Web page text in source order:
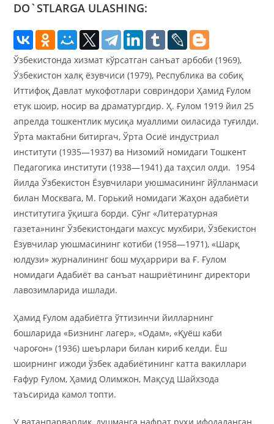
DO`STLARGA ULASHING:
Ўзбекистонда хизмат кўрсатган санъат арбоби (1969),
Ўзбекистон халқ ёзувчиси (1979), Республика ва собиқ
Иттифоқ Давлат мукофотлари совриндори Ҳамид Ғулом
етук шоир, носир ва драматургдир. Ҳ. Ғулом 1919 йил 25
апрелда тошкентлик мусиқа муаллими оиласида туғилди.
Ўрта мактабни битиргач, Ўрта Осиё индустриал
институти (1935—1937) ва Низомий номидаги Тошкент
Педагогика институти (1938—1941) да таҳсил олди. 1954
йилда Ўзбекистон Ёзувчилари уюшмасининг йўлланмаси
билан Москвага, М. Горький номидаги Жаҳон адабиёти
институтига ўқишга борди. Сўнг «Литературная
газета»нинг Ўзбекистондаги махсус мухбири, Ўзбекистон
Ёзувчилар уюшмасининг котиби (1958—1971), «Шарқ
юлдузи» журналининг бош муҳаррири ва Ғ. Ғулом
номидаги Адабиёт ва санъат нашриётининг директори
лавозимларида ишлади.
Ҳамид Ғулом адабиётга ўттизинчи йилларнинг
бошларида «Бизнинг лагер», «Одам», «Қуёш каби
чароғон» (1936) шеърлари билан кириб келди. Ёш
шоирнинг ижоди ўзбек адабиётининг катта вакиллари
Ғафур Ғулом, Ҳамид Олимжон, Мақсуд Шайхзода
таъсирида камол топти.